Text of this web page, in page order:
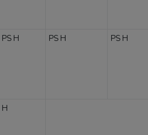
PS H PS H PS H
H